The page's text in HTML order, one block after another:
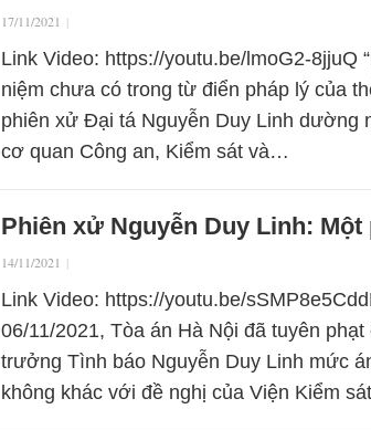
17/11/2021 |
Link Video: https://youtu.be/lmoG2-8jjuQ
niệm chưa có trong từ điển pháp lý của
phiên xử Đại tá Nguyễn Duy Linh dường
cơ quan Công an, Kiểm sát và…
Phiên xử Nguyễn Duy Linh: Một
14/11/2021 |
Link Video: https://youtu.be/
06/11/2021, Tòa án Hà Nội đã tuyên
trưởng Tình báo Nguyễn Duy Linh mức
không khác với đề nghị của Viện Kiểm